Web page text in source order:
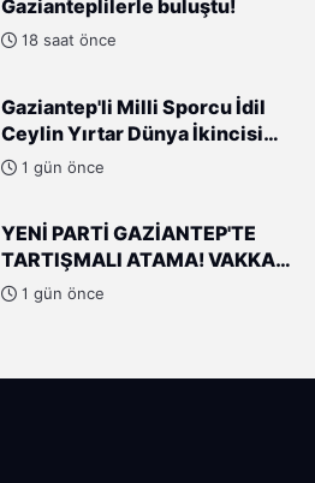
Gazianteplilerle buluştu!
18 saat önce
Gaziantep'li Milli Sporcu İdil
Ceylin Yırtar Dünya İkincisi
Oldu1 gün önce
YENİ PARTİ GAZİANTEP'TE
TARTIŞMALI ATAMA! VAKKAS
AÇAR'IN YERİNE ERHAN DENİZ
1 gün önce